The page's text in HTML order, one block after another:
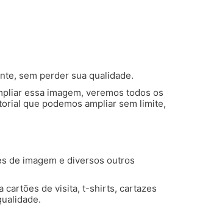
sem perder sua qualidade.
essa imagem, veremos todos os
que podemos ampliar sem limite,
de imagem e diversos outros
cartões de visita, t-shirts, cartazes